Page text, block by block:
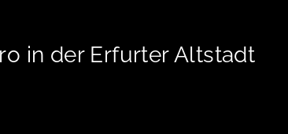
in der Erfurter Altstadt